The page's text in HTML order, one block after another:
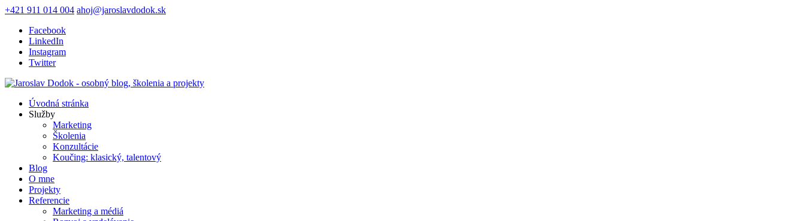
+421 911 014 004 ahoj@jaroslavdodok.sk
Facebook
LinkedIn
Instagram
Twitter
Úvodná stránka
Služby
Marketing
Školenia
Konzultácie
Koučing: klasický, talentový
Blog
O mne
Projekty
Referencie
Marketing a médiá